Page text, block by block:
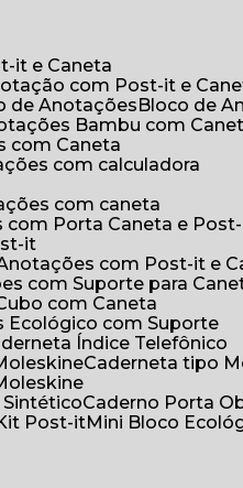
it e Caneta
com Post-it e
de Anotações
Bloco de
Bambu com
com Caneta
com calculadora
com caneta
com Porta Caneta e
it
Anotações com Post-it e
com Suporte para
com Caneta
Ecológico com Suporte
Índice Telefônico
Caderneta tipo
Sintético
Caderno Porta
Kit Post-it
Mini Bloco